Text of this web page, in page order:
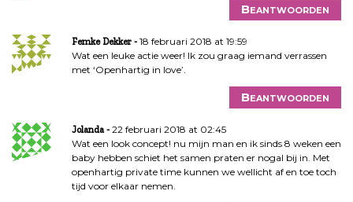
Beantwoorden
Femke Dekker
18 februari 2018 at 19:59
Wat een leuke actie weer! Ik zou graag iemand verrassen
met ‘Openhartig in love’.
Beantwoorden
Jolanda
22 februari 2018 at 02:45
Wat een look concept! nu mijn man en ik sinds 8 weken een
baby hebben schiet het samen praten er nogal bij in. Met
openhartig private time kunnen we wellicht af en toe toch
tijd voor elkaar nemen.